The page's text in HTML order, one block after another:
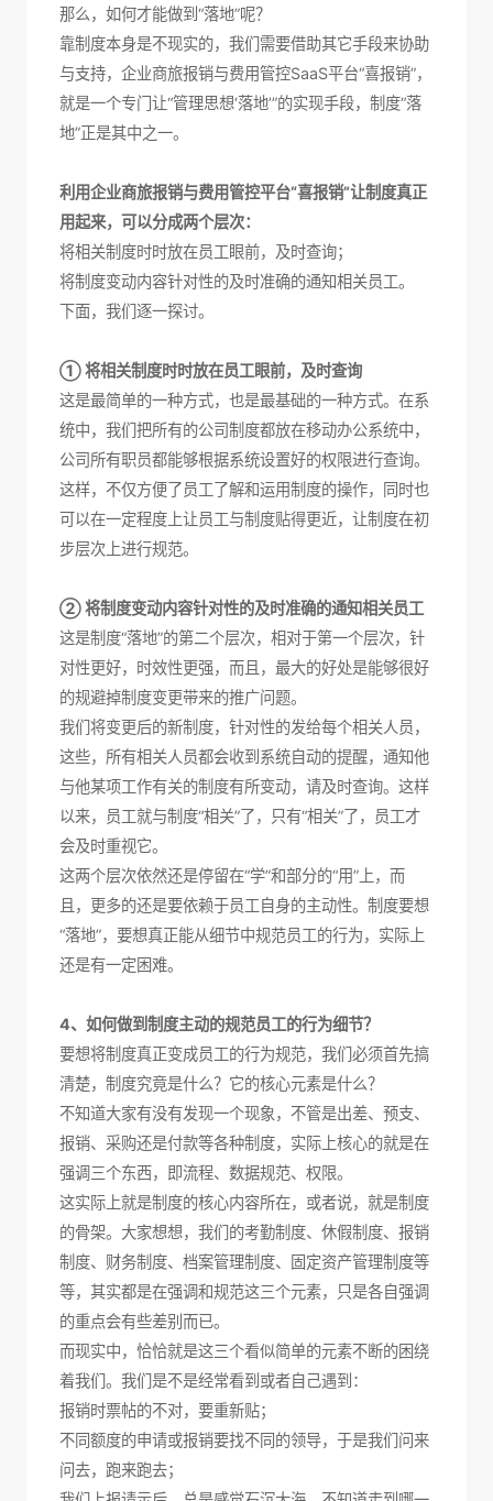
那么，如何才能做到“落地”呢？
靠制度本身是不现实的，我们需要借助其它手段来协助
与支持，企业商旅报销与费用管控SaaS平台“喜报销”，
就是一个专门让“管理思想‘落地’”的实现手段，制度“落
地”正是其中之一。
利用企业商旅报销与费用管控平台“喜报销”让制度真正
用起来，可以分成两个层次：
将相关制度时时放在员工眼前，及时查询；
将制度变动内容针对性的及时准确的通知相关员工。
下面，我们逐一探讨。
① 将相关制度时时放在员工眼前，及时查询
这是最简单的一种方式，也是最基础的一种方式。在系
统中，我们把所有的公司制度都放在移动办公系统中，
公司所有职员都能够根据系统设置好的权限进行查询。
这样，不仅方便了员工了解和运用制度的操作，同时也
可以在一定程度上让员工与制度贴得更近，让制度在初
步层次上进行规范。
② 将制度变动内容针对性的及时准确的通知相关员工
这是制度“落地”的第二个层次，相对于第一个层次，针
对性更好，时效性更强，而且，最大的好处是能够很好
的规避掉制度变更带来的推广问题。
我们将变更后的新制度，针对性的发给每个相关人员，
这些，所有相关人员都会收到系统自动的提醒，通知他
与他某项工作有关的制度有所变动，请及时查询。这样
以来，员工就与制度“相关”了，只有“相关”了，员工才
会及时重视它。
这两个层次依然还是停留在“学”和部分的“用”上，而
且，更多的还是要依赖于员工自身的主动性。制度要想
“落地”，要想真正能从细节中规范员工的行为，实际上
还是有一定困难。
4、如何做到制度主动的规范员工的行为细节？
要想将制度真正变成员工的行为规范，我们必须首先搞
清楚，制度究竟是什么？它的核心元素是什么？
不知道大家有没有发现一个现象，不管是出差、预支、
报销、采购还是付款等各种制度，实际上核心的就是在
强调三个东西，即流程、数据规范、权限。
这实际上就是制度的核心内容所在，或者说，就是制度
的骨架。大家想想，我们的考勤制度、休假制度、报销
制度、财务制度、档案管理制度、固定资产管理制度等
等，其实都是在强调和规范这三个元素，只是各自强调
的重点会有些差别而已。
而现实中，恰恰就是这三个看似简单的元素不断的困绕
着我们。我们是不是经常看到或者自己遇到：
报销时票帖的不对，要重新贴；
不同额度的申请或报销要找不同的领导，于是我们问来
问去，跑来跑去；